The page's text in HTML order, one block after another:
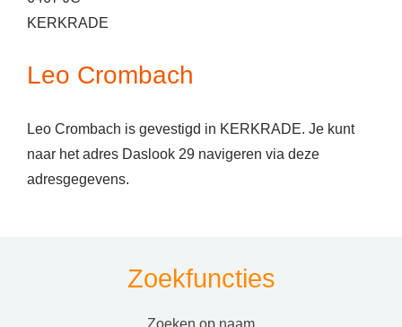
KERKRADE
Leo Crombach
Leo Crombach is gevestigd in KERKRADE. Je kunt
naar het adres Daslook 29 navigeren via deze
adresgegevens.
Zoekfuncties
zoeken op naam